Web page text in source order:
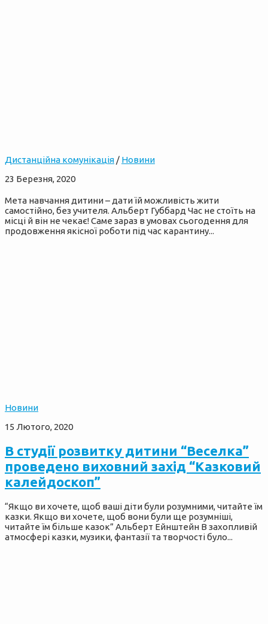
Дистанційна комунікація / Новини
23 Березня, 2020
Мета навчання дитини – дати їй можливість жити
самостійно, без учителя. Альберт Губбард Час не стоїть на
місці й він не чекає! Саме зараз в умовах сьогодення для
продовження якісної роботи під час карантину...
Новини
15 Лютого, 2020
В студії розвитку дитини “Веселка”
проведено виховний захід “Казковий
калейдоскоп”
“Якщо ви хочете, щоб ваші діти були розумними, читайте їм
казки. Якщо ви хочете, щоб вони були ще розумніші,
читайте їм більше казок” Альберт Ейнштейн В захопливій
атмосфері казки, музики, фантазії та творчості було...